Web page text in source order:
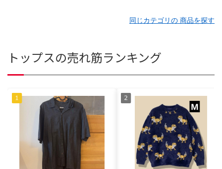
同じカテゴリの 商品を探す
トップスの売れ筋ランキング